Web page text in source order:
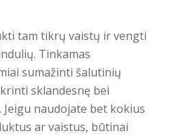
tam tikrų vaistų ir vengti
Tinkamas
sumažinti šalutinių
sklandesnę bei
naudojate bet kokius
ar vaistus, būtinai